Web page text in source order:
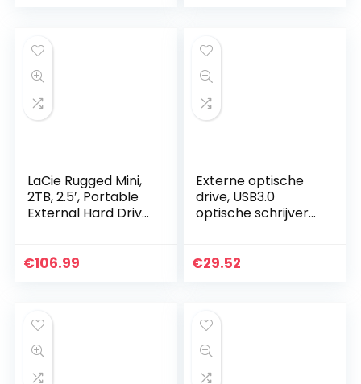
LaCie Rugged Mini,
2TB, 2.5′, Portable
External Hard Drive,
Pressure Resistant,
€106.99
Externe optische
drive, USB3.0
optische schrijver-
dvd-writer,
€29.52